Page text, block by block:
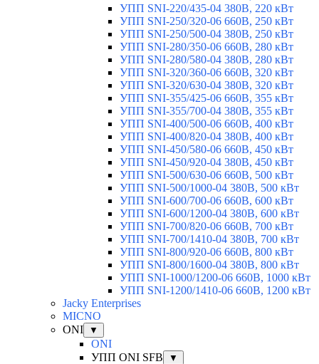
УПП SNI-220/435-04 380В, 220 кВт
УПП SNI-250/320-06 660В, 250 кВт
УПП SNI-250/500-04 380В, 250 кВт
УПП SNI-280/350-06 660В, 280 кВт
УПП SNI-280/580-04 380В, 280 кВт
УПП SNI-320/360-06 660В, 320 кВт
УПП SNI-320/630-04 380В, 320 кВт
УПП SNI-355/425-06 660В, 355 кВт
УПП SNI-355/700-04 380В, 355 кВт
УПП SNI-400/500-06 660В, 400 кВт
УПП SNI-400/820-04 380В, 400 кВт
УПП SNI-450/580-06 660В, 450 кВт
УПП SNI-450/920-04 380В, 450 кВт
УПП SNI-500/630-06 660В, 500 кВт
УПП SNI-500/1000-04 380В, 500 кВт
УПП SNI-600/700-06 660В, 600 кВт
УПП SNI-600/1200-04 380В, 600 кВт
УПП SNI-700/820-06 660В, 700 кВт
УПП SNI-700/1410-04 380В, 700 кВт
УПП SNI-800/920-06 660В, 800 кВт
УПП SNI-800/1600-04 380В, 800 кВт
УПП SNI-1000/1200-06 660В, 1000 кВт
УПП SNI-1200/1410-06 660В, 1200 кВт
Jacky Enterprises
MICNO
ONI
▼
ONI
УПП ONI SFB
▼